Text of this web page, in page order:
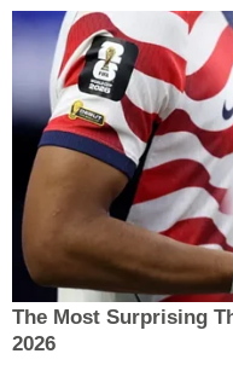
The Most Surprising
2026